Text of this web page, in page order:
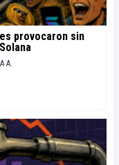
provocaron sin
A.